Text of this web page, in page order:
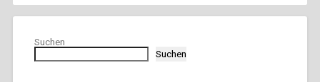
Suchen
Suchen